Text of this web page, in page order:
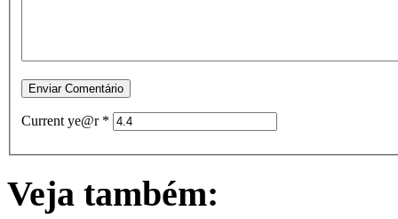
Current ye@r *
Veja também: